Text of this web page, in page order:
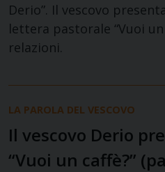
Derio”. Il vescovo
lettera pastorale “Vuoi un
relazioni.
LA PAROLA DEL VESCOVO
Il vescovo Derio
“Vuoi un caffè?”